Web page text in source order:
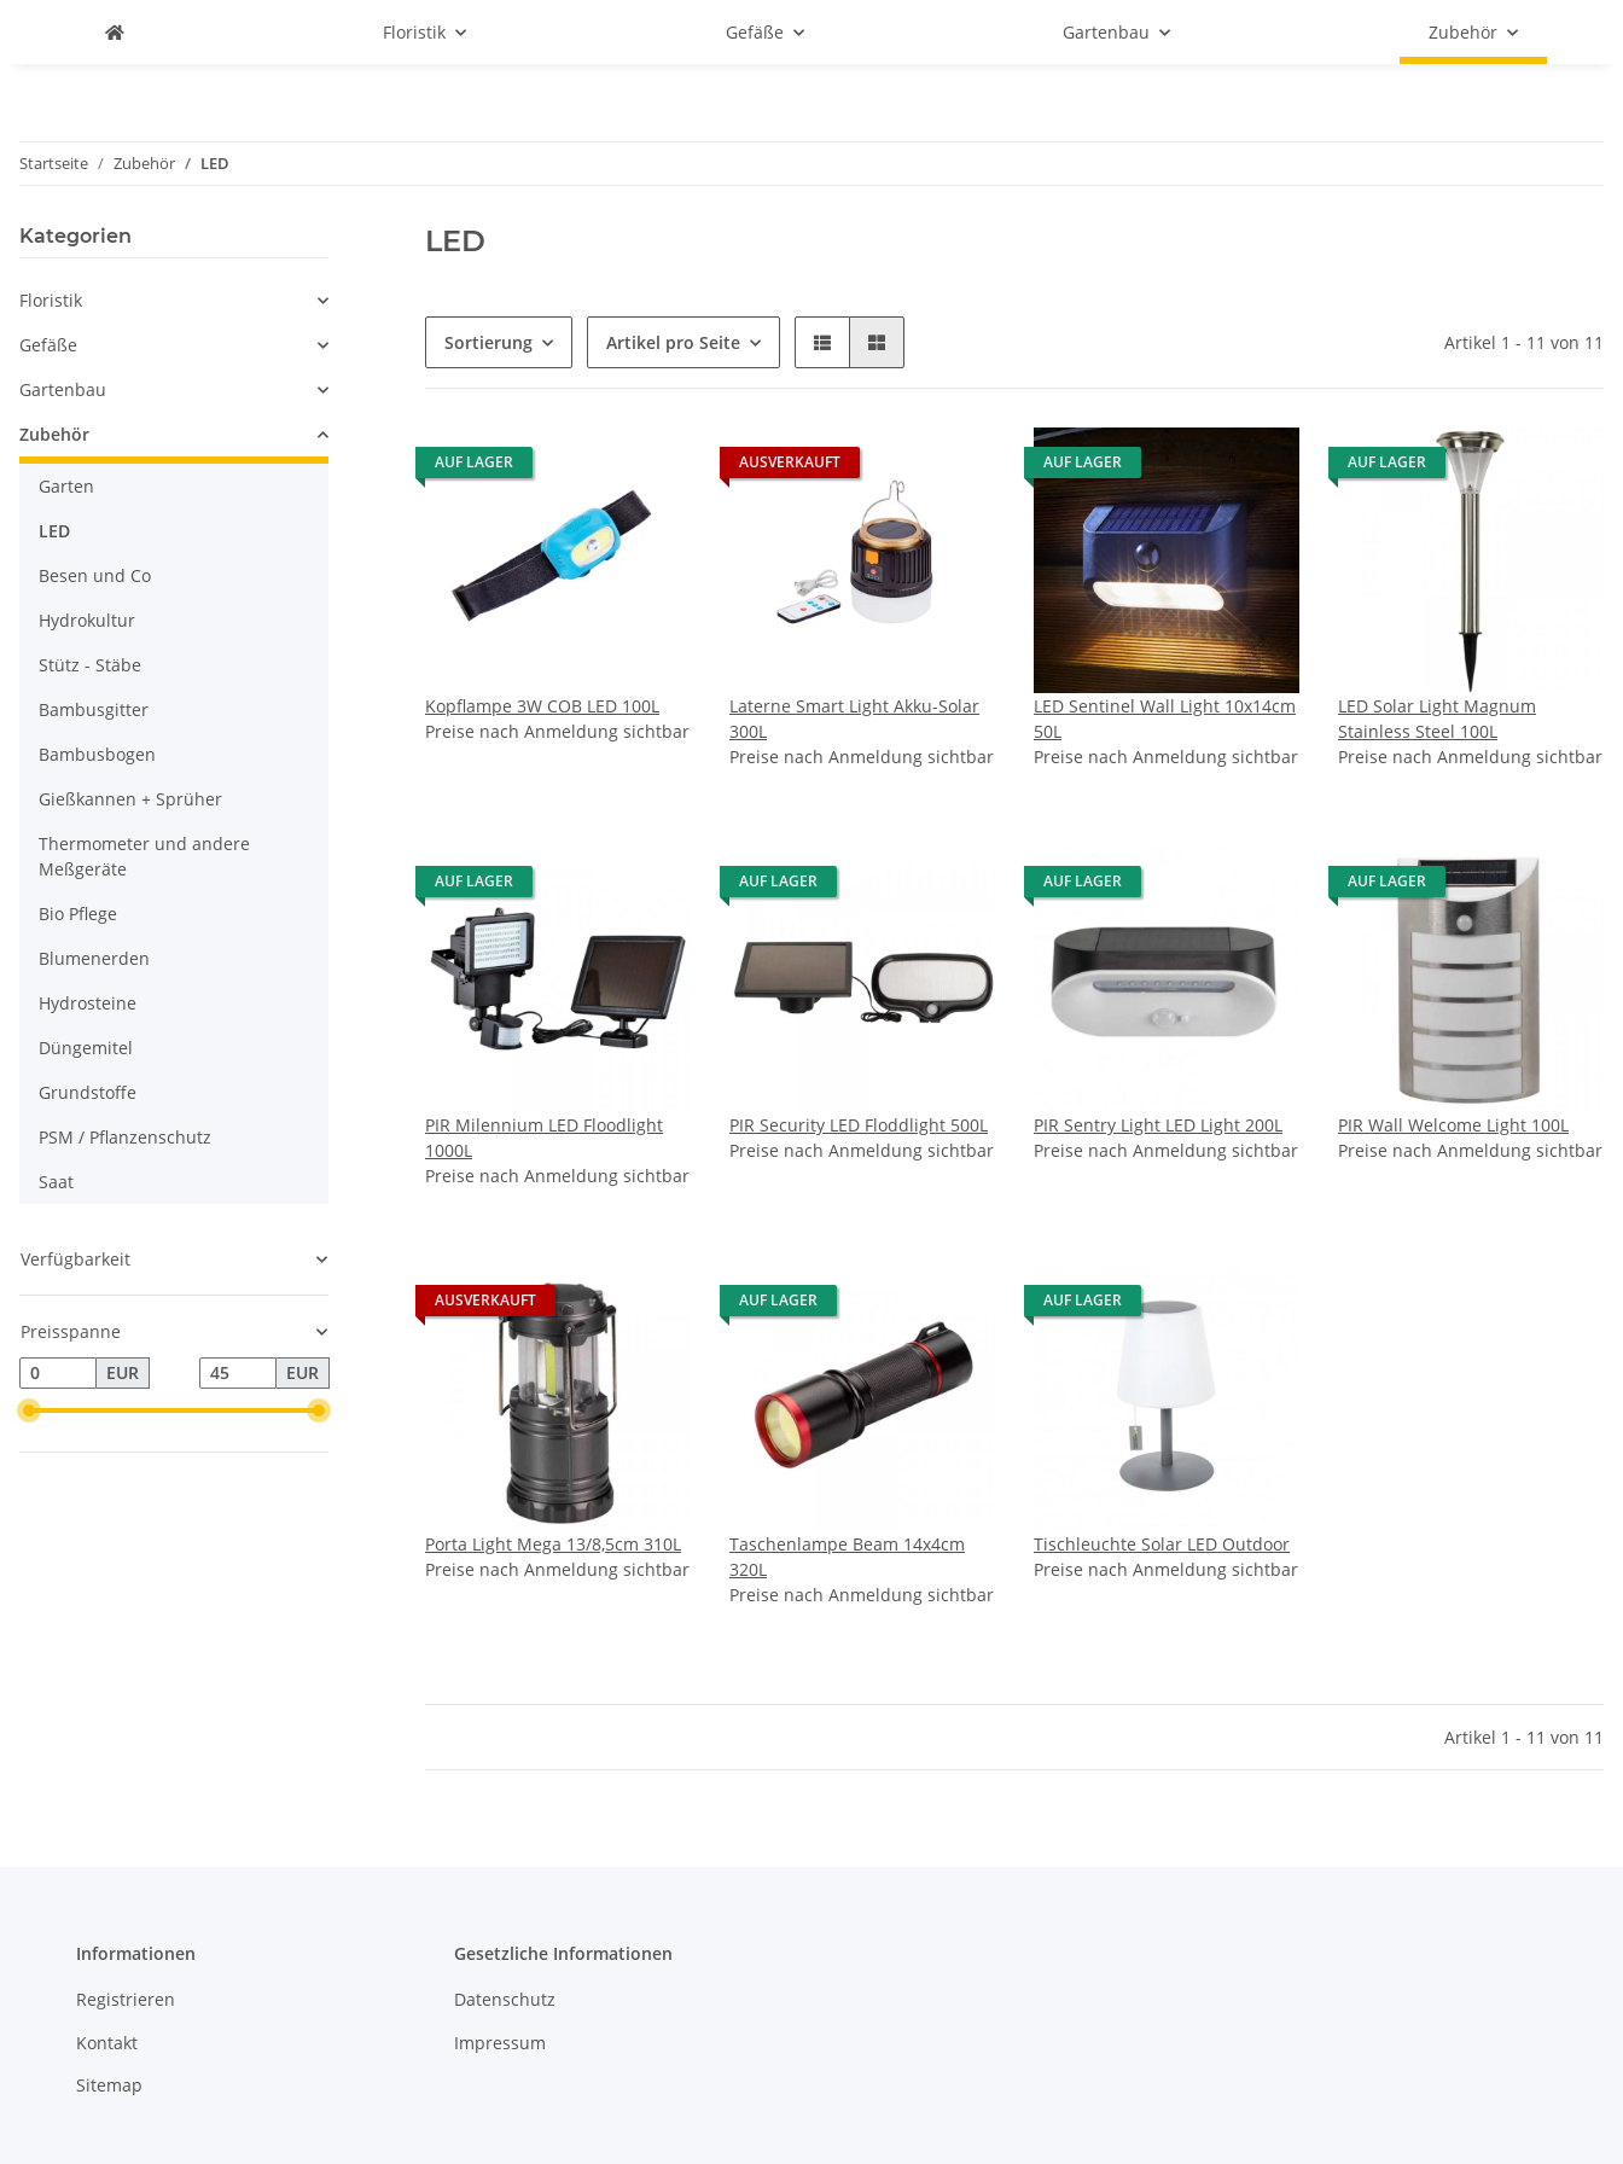
Floristik Gefäße Gartenbau Zubehör
Startseite Zubehör LED
LED
Sortierung Artikel pro Seite Artikel 1 - 11 von 11
AUF LAGER
Kopflampe 3W COB LED 100L
Preise nach Anmeldung sichtbar
AUSVERKAUFT
Laterne Smart Light Akku-Solar
300L
Preise nach Anmeldung sichtbar
AUF LAGER
LED Sentinel Wall Light 10x14cm
50L
Preise nach Anmeldung sichtbar
AUF LAGER
LED Solar Light Magnum
Stainless Steel 100L
Preise nach Anmeldung sichtbar
AUF LAGER
PIR Milennium LED Floodlight
1000L
Preise nach Anmeldung sichtbar
AUF LAGER
PIR Security LED Floddlight 500L
Preise nach Anmeldung sichtbar
AUF LAGER
PIR Sentry Light LED Light 200L
Preise nach Anmeldung sichtbar
AUF LAGER
PIR Wall Welcome Light 100L
Preise nach Anmeldung sichtbar
AUSVERKAUFT
Porta Light Mega 13/8,5cm 310L
Preise nach Anmeldung sichtbar
AUF LAGER
Taschenlampe Beam 14x4cm
320L
Preise nach Anmeldung sichtbar
AUF LAGER
Tischleuchte Solar LED Outdoor
Preise nach Anmeldung sichtbar
Artikel 1 - 11 von 11
Kategorien
Floristik
Gefäße
Gartenbau
Zubehör
Garten
LED
Besen und Co
Hydrokultur
Stütz - Stäbe
Bambusgitter
Bambusbogen
Gießkannen + Sprüher
Thermometer und andere
Meßgeräte
Bio Pflege
Blumenerden
Hydrosteine
Düngemitel
Grundstoffe
PSM / Pflanzenschutz
Saat
Verfügbarkeit
Preisspanne
EUR
EUR
Informationen
Registrieren
Kontakt
Sitemap
Gesetzliche Informationen
Datenschutz
Impressum